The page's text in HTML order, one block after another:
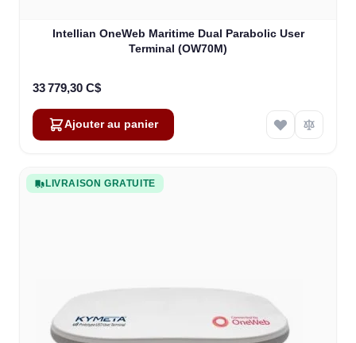
Intellian OneWeb Maritime Dual Parabolic User
Terminal (OW70M)
33 779,30 C$
Ajouter au panier
LIVRAISON GRATUITE